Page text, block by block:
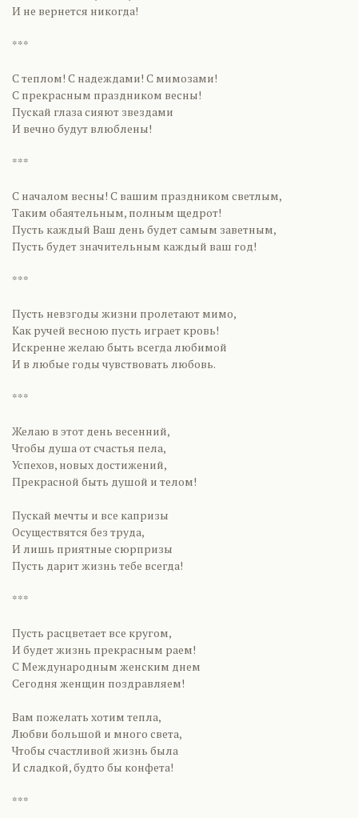
И не вернется никогда!
***
С теплом! С надеждами! С мимозами!
С прекрасным праздником весны!
Пускай глаза сияют звездами
И вечно будут влюблены!
***
С началом весны! С вашим праздником светлым,
Таким обаятельным, полным щедрот!
Пусть каждый Ваш день будет самым заветным,
Пусть будет значительным каждый ваш год!
***
Пусть невзгоды жизни пролетают мимо,
Как ручей весною пусть играет кровь!
Искренне желаю быть всегда любимой
И в любые годы чувствовать любовь.
***
Желаю в этот день весенний,
Чтобы душа от счастья пела,
Успехов, новых достижений,
Прекрасной быть душой и телом!
Пускай мечты и все капризы
Осуществятся без труда,
И лишь приятные сюрпризы
Пусть дарит жизнь тебе всегда!
***
Пусть расцветает все кругом,
И будет жизнь прекрасным раем!
С Международным женским днем
Сегодня женщин поздравляем!
Вам пожелать хотим тепла,
Любви большой и много света,
Чтобы счастливой жизнь была
И сладкой, будто бы конфета!
***